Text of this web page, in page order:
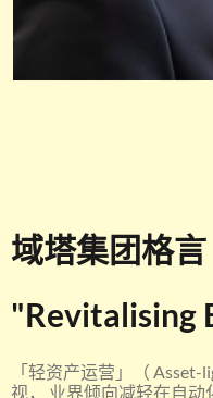
域塔集团格言
"Revitalising
「轻资产运营」（
视， 业界倾向减轻在自